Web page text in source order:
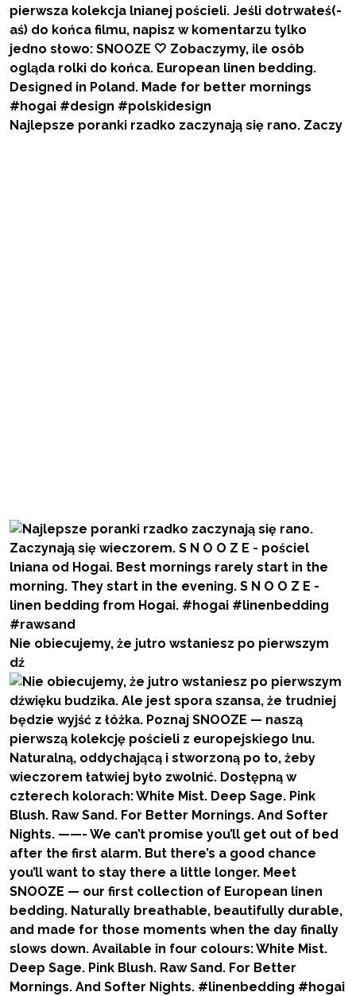
Najlepsze poranki rzadko zaczynają się rano. Zaczy
Nie obiecujemy, że jutro wstaniesz po pierwszym
dź